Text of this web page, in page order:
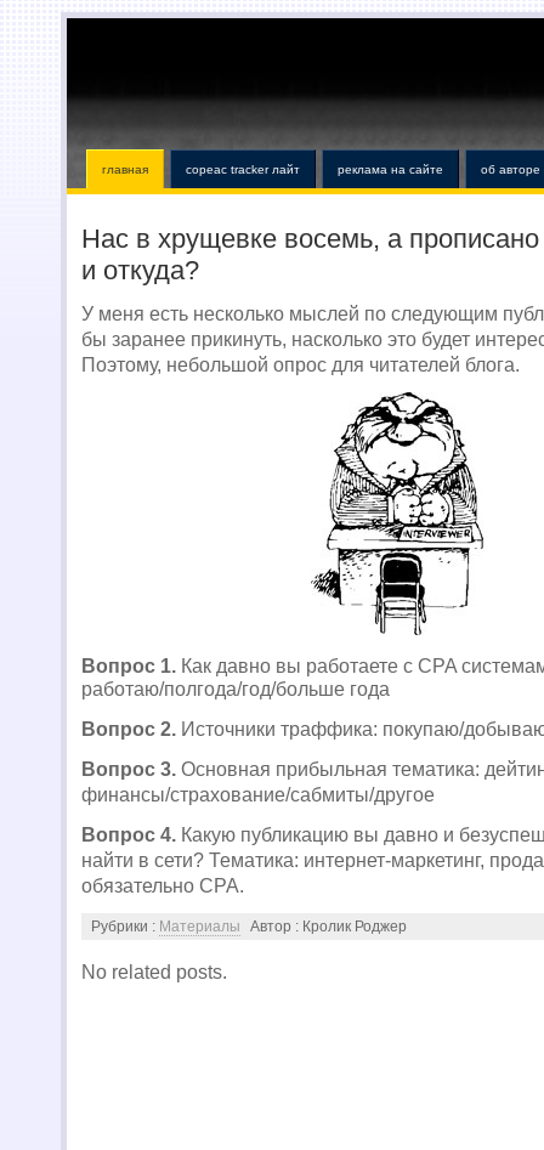
главная copeac tracker лайт реклама на сайте об авторе
Нас в хрущевке восемь, а
и откуда?
У меня есть несколько мыслей по следующим
бы заранее прикинуть, насколько это будет
Поэтому, небольшой опрос для читателей блога.
Вопрос 1. Как давно вы работаете с CPA
работаю/полгода/год/больше года
Вопрос 2. Источники траффика: покупаю/
Вопрос 3. Основная прибыльная тематика:
финансы/страхование/сабмиты/другое
Вопрос 4. Какую публикацию вы давно и
найти в сети? Тематика: интернет-маркетинг,
обязательно CPA.
Рубрики : Материалы Автор : Кролик Роджер
No related posts.